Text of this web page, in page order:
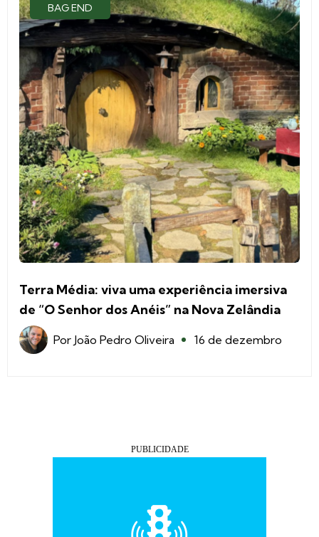
BAG END
Terra Média: viva uma experiência imersiva
de “O Senhor dos Anéis” na Nova Zelândia
Por João Pedro Oliveira 16 de dezembro